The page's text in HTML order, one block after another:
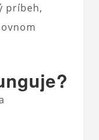
príbeh,